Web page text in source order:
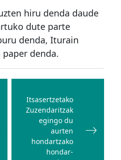
hiru denda daude
dute parte
denda, Iturain
denda.
Itsasertzetako
Zuzendaritzak
egingo du
aurten
hondartzako
hondar-